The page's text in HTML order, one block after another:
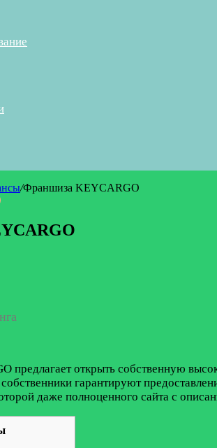
/Франшиза KEYCARGO
предлагает открыть собственную
гарантируют
даже полноценного сайта с